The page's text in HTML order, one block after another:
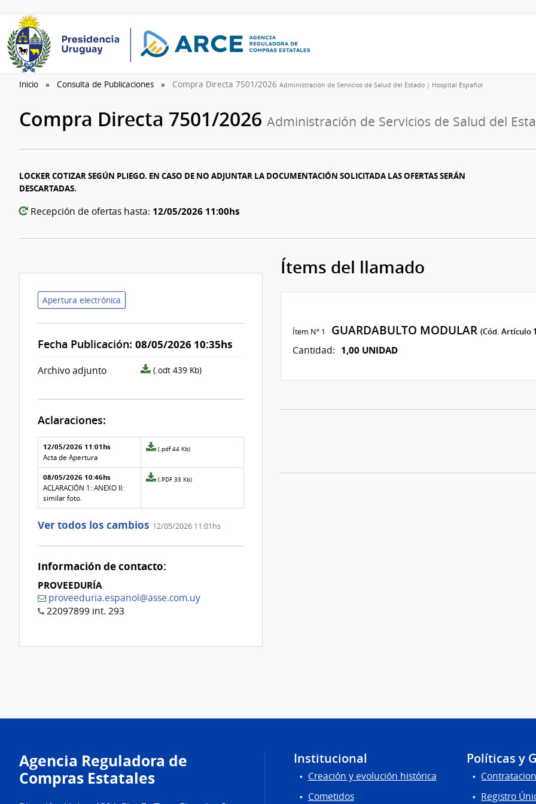
Inicio Consulta de Publicaciones Compra Directa 7501/2026 Administración de Servicios de Salud del Estado | Hospital Español
Compra Directa 7501/2026 Administración de Servicios de Salud del
LOCKER COTIZAR SEGÚN PLIEGO. EN CASO DE NO ADJUNTAR LA DOCUMENTACIÓN SOLICITADA LAS OFERTAS SERÁN
DESCARTADAS.
Recepción de ofertas hasta: 12/05/2026 11:00hs
Apertura electrónica
Fecha Publicación: 08/05/2026 10:35hs
Archivo adjunto
archivo
(.odt 439 Kb)
Aclaraciones:
Aclaraciones del llamado
Fecha y
texto de
la
aclaración
Archivo
de la
aclaración
12/05/2026 11:01hs
Acta de Apertura
Archivo
de
la
1
(.pdf 44 Kb)
08/05/2026 10:46hs
ACLARACIÓN 1: ANEXO II:
similar foto.
Archivo
la
Nº
(.PDF 33 Kb)
Ver todos los cambios 12/05/2026 11:01hs
Información de contacto:
PROVEEDURÍA
proveeduria.espanol@asse.com.uy
22097899 int. 293
Ítems del llamado
Ítem Nº 1 GUARDABULTO MODULAR (Cód. Artículo
Cantidad: 1,00 UNIDAD
Agencia Reguladora de
Compras Estatales
Institucional
Creación y evolución histórica
Cometidos
Políticas y
Registro